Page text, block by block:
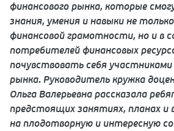
финансового рынка, которые
знания, умения и навыки не
финансовой грамотности, но и в
потребителей финансовых
почувствовать себя участниками
рынка. Руководитель кружка
Ольга Валерьевна рассказала
предстоящих занятиях, планах и
на плодотворную и интересную